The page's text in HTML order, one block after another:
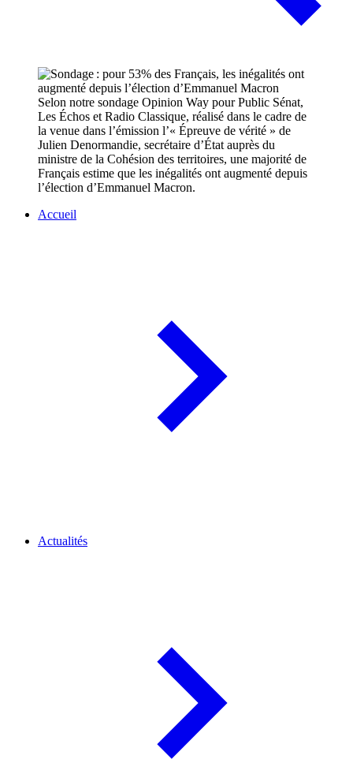
Selon notre sondage Opinion Way pour Public Sénat,
Les Échos et Radio Classique, réalisé dans le cadre de
la venue dans l’émission l’« Épreuve de vérité » de
Julien Denormandie, secrétaire d’État auprès du
ministre de la Cohésion des territoires, une majorité de
Français estime que les inégalités ont augmenté depuis
l’élection d’Emmanuel Macron.
Accueil
Actualités